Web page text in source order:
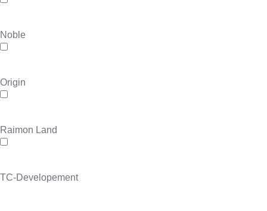
Noble
Origin
Raimon Land
TC-Developement